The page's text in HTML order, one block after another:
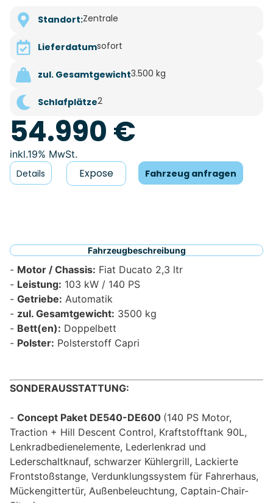
Standort:Zentrale
Lieferdatumsofort
zul. Gesamtgewicht3.500 kg
Schlafplätze2
54.990 €
19% MwSt.
Details
Expose Fahrzeug anfragen
Fahrzeugbeschreibung
Motor / Chassis: Fiat Ducato 2,3 ltr
Leistung: 103 kW / 140 PS
Getriebe: Automatik
zul. Gesamtgewicht: 3500 kg
Bett(en): Doppelbett
Polster: Polsterstoff Capri
SONDERAUSSTATTUNG:
Concept Paket DE540-DE600 (140 PS Motor,
Traction + Hill Descent Control, Kraftstofftank 90L,
Lenkradbedienelemente, Lederlenkrad und
Lederschaltknauf, schwarzer Kühlergrill, Lackierte
Frontstoßstange, Verdunklungssystem für Fahrerhaus,
Mückengittertür, Außenbeleuchtung, Captain-Chair-